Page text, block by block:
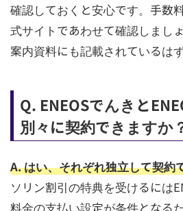
確認しておくと安心です。手数
式サイトであわせて確認しまし
案内資料にも記載されているはず
Q. ENEOSでんきと
別々に契約できますか
A. はい、それぞれ独立して契約
ソリン割引の特典を受けるには
料金の支払い設定が条件となる